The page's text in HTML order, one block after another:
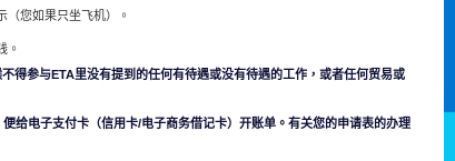
（您如果只坐飞机）。
。
得参与ETA里没有提到的任何有待遇或没有待遇的工作，或者任何贸易或
给电子支付卡（信用卡/电子商务借记卡）开账单。有关您的申请表的办理